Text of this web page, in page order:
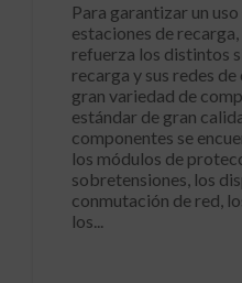
Para garantizar un
estaciones de
refuerza los distintos
recarga y sus redes
gran variedad de
estándar de gran
componentes se
los módulos de
sobretensiones, los
conmutación de red,
los...